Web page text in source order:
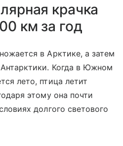
крачка
км за год
в Арктике, а затем
Когда в Южном
лето, птица летит
этому она почти
долгого светового